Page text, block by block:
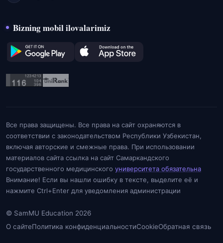
Bizning mobil ilovalarimiz
Все права защищены. Все права на сайт охраняются в
соответствии с законодательством Республики Узбекистан,
включая авторские и смежные права. При использовании
материалов сайта ссылка на сайт Самаркандского
государственного медицинского университета обязательна
Внимание! Если вы нашли ошибку в тексте, выделите её и
нажмите Ctrl+Enter для уведомления администрации
© SamMU Education 2026
О сайтеПолитика конфиденциальностиCookieОбратная связь